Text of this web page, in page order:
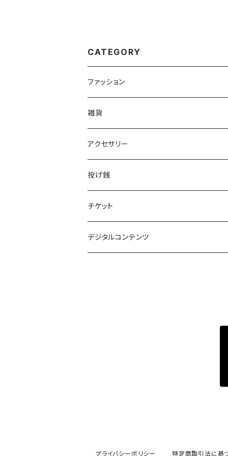
CATEGORY
ファッション
Tシャツ
アンダーウェア
雑貨
アクセサリー
投げ銭
チケット
デジタルコンテンツ
プライバシーポリシー 特定商取引法に基